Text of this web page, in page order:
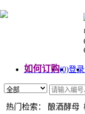
如何订购(0)登录
热门检索： 酿酒酵母